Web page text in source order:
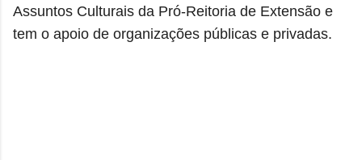
Assuntos Culturais da Pró-Reitoria de Extensão e
tem o apoio de organizações públicas e privadas.